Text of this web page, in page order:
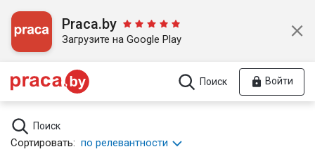
Praca.by
Загрузите на Google Play
Поиск Войти
Поиск
Сортировать: по релевантности